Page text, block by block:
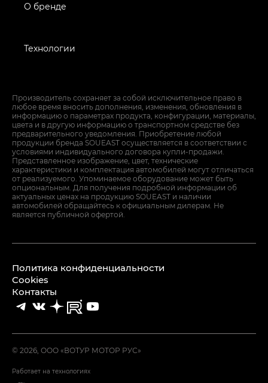
О бренде
Технологии
Производитель сохраняет за собой исключительное право в
любое время вносить дополнения, изменения, обновления в
информацию о параметрах продукта, конфигурации, материалы,
цвета и в другую информацию о транспортном средстве без
предварительного уведомления. Приобретение любой
продукции бренда SOUEAST осуществляется в соответствии с
условиями индивидуального договора купли-продажи.
Представленное изображение, цвет, технические
характеристики и комплектация автомобилей могут отличаться
от реализуемого. Упоминаемое оборудование может быть
опциональным. Для получения подробной информации об
актуальных ценах на продукцию SOUEAST и наличии
автомобилей обращайтесь к официальным дилерам. Не
является публичной офертой.
© 2026, ООО «ВОТУР МОТОР РУС»
Политика конфиденциальности
Cookies
Контакты
Работает на технологиях